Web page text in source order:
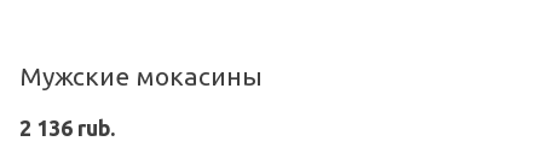
Мужские мокасины
2 136 rub.